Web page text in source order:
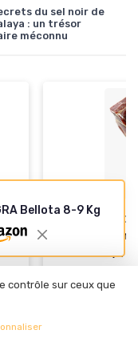
du sel noir de
: un trésor
méconnu
THE BLACK HOOF
Jambon
Désossé 1,2
Origine
Bellota 8-9 Kg
contrôle sur ceux que